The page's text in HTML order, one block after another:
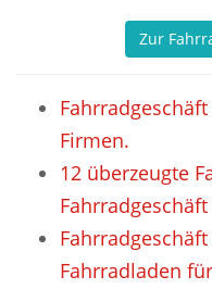
Zur
Firmen.
12 überzeugte
Fahrradladen